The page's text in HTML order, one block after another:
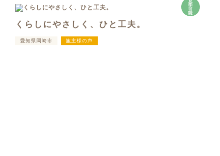
学
可
能
くらしにやさしく、ひと工夫。
愛知県岡崎市 施主様の声